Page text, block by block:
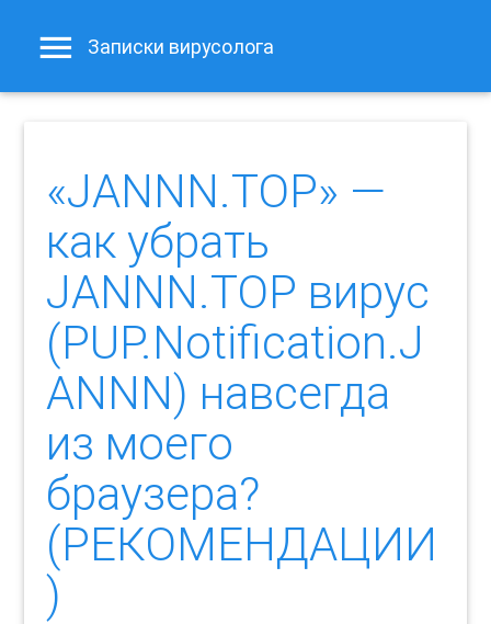
Записки вирусолога
«JANNN.TOP» —
как убрать
JANNN.TOP вирус
(PUP.Notification.J
ANNN) навсегда
из моего
браузера?
(РЕКОМЕНДАЦИИ
)